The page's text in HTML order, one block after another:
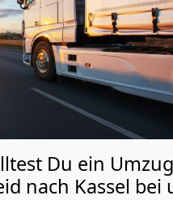
Du ein
nach Kassel bei